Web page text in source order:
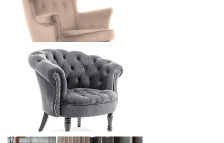
10080р.
SIGNAL LORD КРЕСЛО
5880